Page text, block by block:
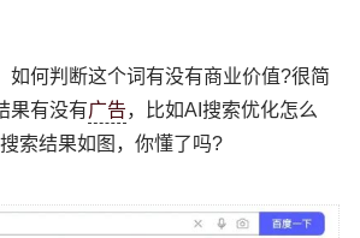
如何判断这个词有没有商业价值?很简
果有没有广告，比如AI搜索优化怎么
索结果如图，你懂了吗?